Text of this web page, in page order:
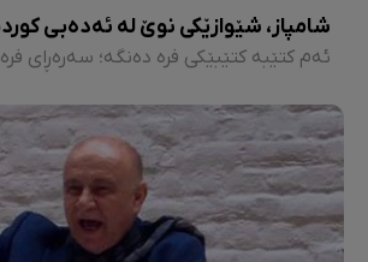
شامپاز، شێوازێکی نوێ لە ئەدەبی